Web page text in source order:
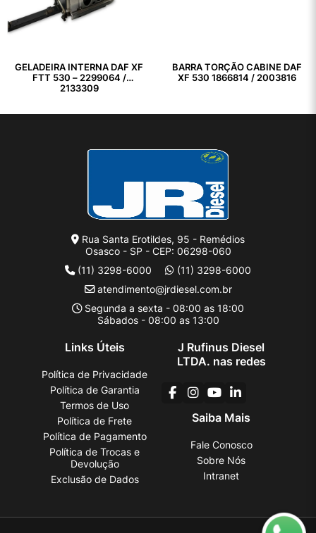
GELADEIRA INTERNA DAF XF
FTT 530 – 2299064 /
2133309
BARRA TORÇÃO CABINE DAF
XF 530 1866814 / 2003816
Rua Santa Erotildes, 95 - Remédios
Osasco - SP - CEP: 06298-060
(11) 3298-6000
(11) 3298-6000
atendimento@jrdiesel.com.br
Segunda a sexta - 08:00 as 18:00
Sábados - 08:00 as 13:00
Links Úteis
Política de Privacidade
Política de Garantia
Termos de Uso
Política de Frete
Política de Pagamento
Política de Trocas e
Devolução
Exclusão de Dados
J Rufinus Diesel
LTDA. nas redes
Saiba Mais
Fale Conosco
Sobre Nós
Intranet